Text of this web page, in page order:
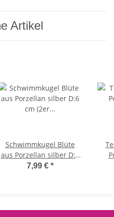
Artikel
Schwimmkugel Blüte
aus Porzellan silber D:6
cm (2er Set) - Teichdeko,
7,99 € *